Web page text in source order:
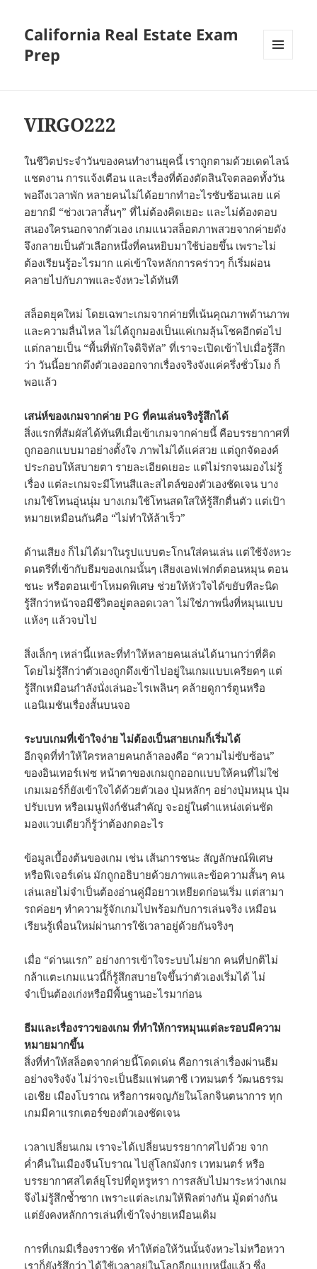
California Real Estate Exam
Prep
VIRGO222
ในชีวิตประจำวันของคนทำงานยุคนี้ เราถูกตามด้วยเดดไลน์
แชตงาน การแจ้งเตือน และเรื่องที่ต้องตัดสินใจตลอดทั้งวัน
พอถึงเวลาพัก หลายคนไม่ได้อยากทำอะไรซับซ้อนเลย แค่
อยากมี “ช่วงเวลาสั้นๆ” ที่ไม่ต้องคิดเยอะ และไม่ต้องตอบ
สนองใครนอกจากตัวเอง เกมแนวสล็อตภาพสวยจากค่ายดัง
จึงกลายเป็นตัวเลือกหนึ่งที่คนหยิบมาใช้บ่อยขึ้น เพราะไม่
ต้องเรียนรู้อะไรมาก แค่เข้าใจหลักการคร่าวๆ ก็เริ่มผ่อน
คลายไปกับภาพและจังหวะได้ทันที
สล็อตยุคใหม่ โดยเฉพาะเกมจากค่ายที่เน้นคุณภาพด้านภาพ
และความลื่นไหล ไม่ได้ถูกมองเป็นแค่เกมลุ้นโชคอีกต่อไป
แต่กลายเป็น “พื้นที่พักใจดิจิทัล” ที่เราจะเปิดเข้าไปเมื่อรู้สึก
ว่า วันนี้อยากดึงตัวเองออกจากเรื่องจริงจังแค่ครึ่งชั่วโมง ก็
พอแล้ว
เสน่ห์ของเกมจากค่าย PG ที่คนเล่นจริงรู้สึกได้
สิ่งแรกที่สัมผัสได้ทันทีเมื่อเข้าเกมจากค่ายนี้ คือบรรยากาศที่
ถูกออกแบบมาอย่างตั้งใจ ภาพไม่ได้แค่สวย แต่ถูกจัดองค์
ประกอบให้สบายตา รายละเอียดเยอะ แต่ไม่รกจนมองไม่รู้
เรื่อง แต่ละเกมจะมีโทนสีและสไตล์ของตัวเองชัดเจน บาง
เกมใช้โทนอุ่นนุ่ม บางเกมใช้โทนสดใสให้รู้สึกตื่นตัว แต่เป้า
หมายเหมือนกันคือ “ไม่ทำให้ล้าเร็ว”
ด้านเสียง ก็ไม่ได้มาในรูปแบบตะโกนใส่คนเล่น แต่ใช้จังหวะ
ดนตรีที่เข้ากับธีมของเกมนั้นๆ เสียงเอฟเฟกต์ตอนหมุน ตอน
ชนะ หรือตอนเข้าโหมดพิเศษ ช่วยให้หัวใจได้ขยับทีละนิด
รู้สึกว่าหน้าจอมีชีวิตอยู่ตลอดเวลา ไม่ใช่ภาพนิ่งที่หมุนแบบ
แห้งๆ แล้วจบไป
สิ่งเล็กๆ เหล่านี้แหละที่ทำให้หลายคนเล่นได้นานกว่าที่คิด
โดยไม่รู้สึกว่าตัวเองถูกดึงเข้าไปอยู่ในเกมแบบเครียดๆ แต่
รู้สึกเหมือนกำลังนั่งเล่นอะไรเพลินๆ คล้ายดูการ์ตูนหรือ
แอนิเมชันเรื่องสั้นบนจอ
ระบบเกมที่เข้าใจง่าย ไม่ต้องเป็นสายเกมก็เริ่มได้
อีกจุดที่ทำให้ใครหลายคนกล้าลองคือ “ความไม่ซับซ้อน”
ของอินเทอร์เฟซ หน้าตาของเกมถูกออกแบบให้คนที่ไม่ใช่
เกมเมอร์ก็ยังเข้าใจได้ด้วยตัวเอง ปุ่มหลักๆ อย่างปุ่มหมุน ปุ่ม
ปรับเบท หรือเมนูฟังก์ชันสำคัญ จะอยู่ในตำแหน่งเด่นชัด
มองแวบเดียวก็รู้ว่าต้องกดอะไร
ข้อมูลเบื้องต้นของเกม เช่น เส้นการชนะ สัญลักษณ์พิเศษ
หรือฟีเจอร์เด่น มักถูกอธิบายด้วยภาพและข้อความสั้นๆ คน
เล่นเลยไม่จำเป็นต้องอ่านคู่มือยาวเหยียดก่อนเริ่ม แต่สามา
รถค่อยๆ ทำความรู้จักเกมไปพร้อมกับการเล่นจริง เหมือน
เรียนรู้เพื่อนใหม่ผ่านการใช้เวลาอยู่ด้วยกันจริงๆ
เมื่อ “ด่านแรก” อย่างการเข้าใจระบบไม่ยาก คนที่ปกติไม่
กล้าแตะเกมแนวนี้ก็รู้สึกสบายใจขึ้นว่าตัวเองเริ่มได้ ไม่
จำเป็นต้องเก่งหรือมีพื้นฐานอะไรมาก่อน
ธีมและเรื่องราวของเกม ที่ทำให้การหมุนแต่ละรอบมีความ
หมายมากขึ้น
สิ่งที่ทำให้สล็อตจากค่ายนี้โดดเด่น คือการเล่าเรื่องผ่านธีม
อย่างจริงจัง ไม่ว่าจะเป็นธีมแฟนตาซี เวทมนตร์ วัฒนธรรม
เอเชีย เมืองโบราณ หรือการผจญภัยในโลกจินตนาการ ทุก
เกมมีคาแรกเตอร์ของตัวเองชัดเจน
เวลาเปลี่ยนเกม เราจะได้เปลี่ยนบรรยากาศไปด้วย จาก
ค่ำคืนในเมืองจีนโบราณ ไปสู่โลกมังกร เวทมนตร์ หรือ
บรรยากาศสไตล์ยุโรปที่ดูหรูหรา การสลับไปมาระหว่างเกม
จึงไม่รู้สึกซ้ำซาก เพราะแต่ละเกมให้ฟีลต่างกัน มู้ดต่างกัน
แต่ยังคงหลักการเล่นที่เข้าใจง่ายเหมือนเดิม
การที่เกมมีเรื่องราวชัด ทำให้ต่อให้วันนั้นจังหวะไม่หวือหวา
เราก็ยังรู้สึกว่า ได้ใช้เวลาอยู่ในโลกอีกแบบหนึ่งแล้ว ซึ่ง